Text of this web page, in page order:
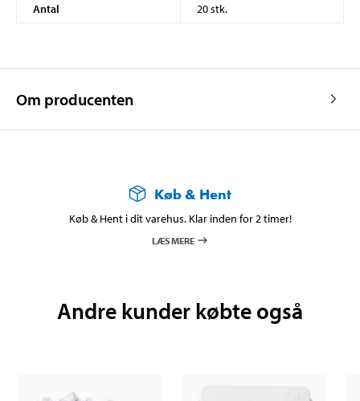
Antal
20 stk.
Om producenten
Køb & Hent
Køb & Hent i dit varehus. Klar inden for 2 timer!
LÆS MERE
Andre kunder købte også